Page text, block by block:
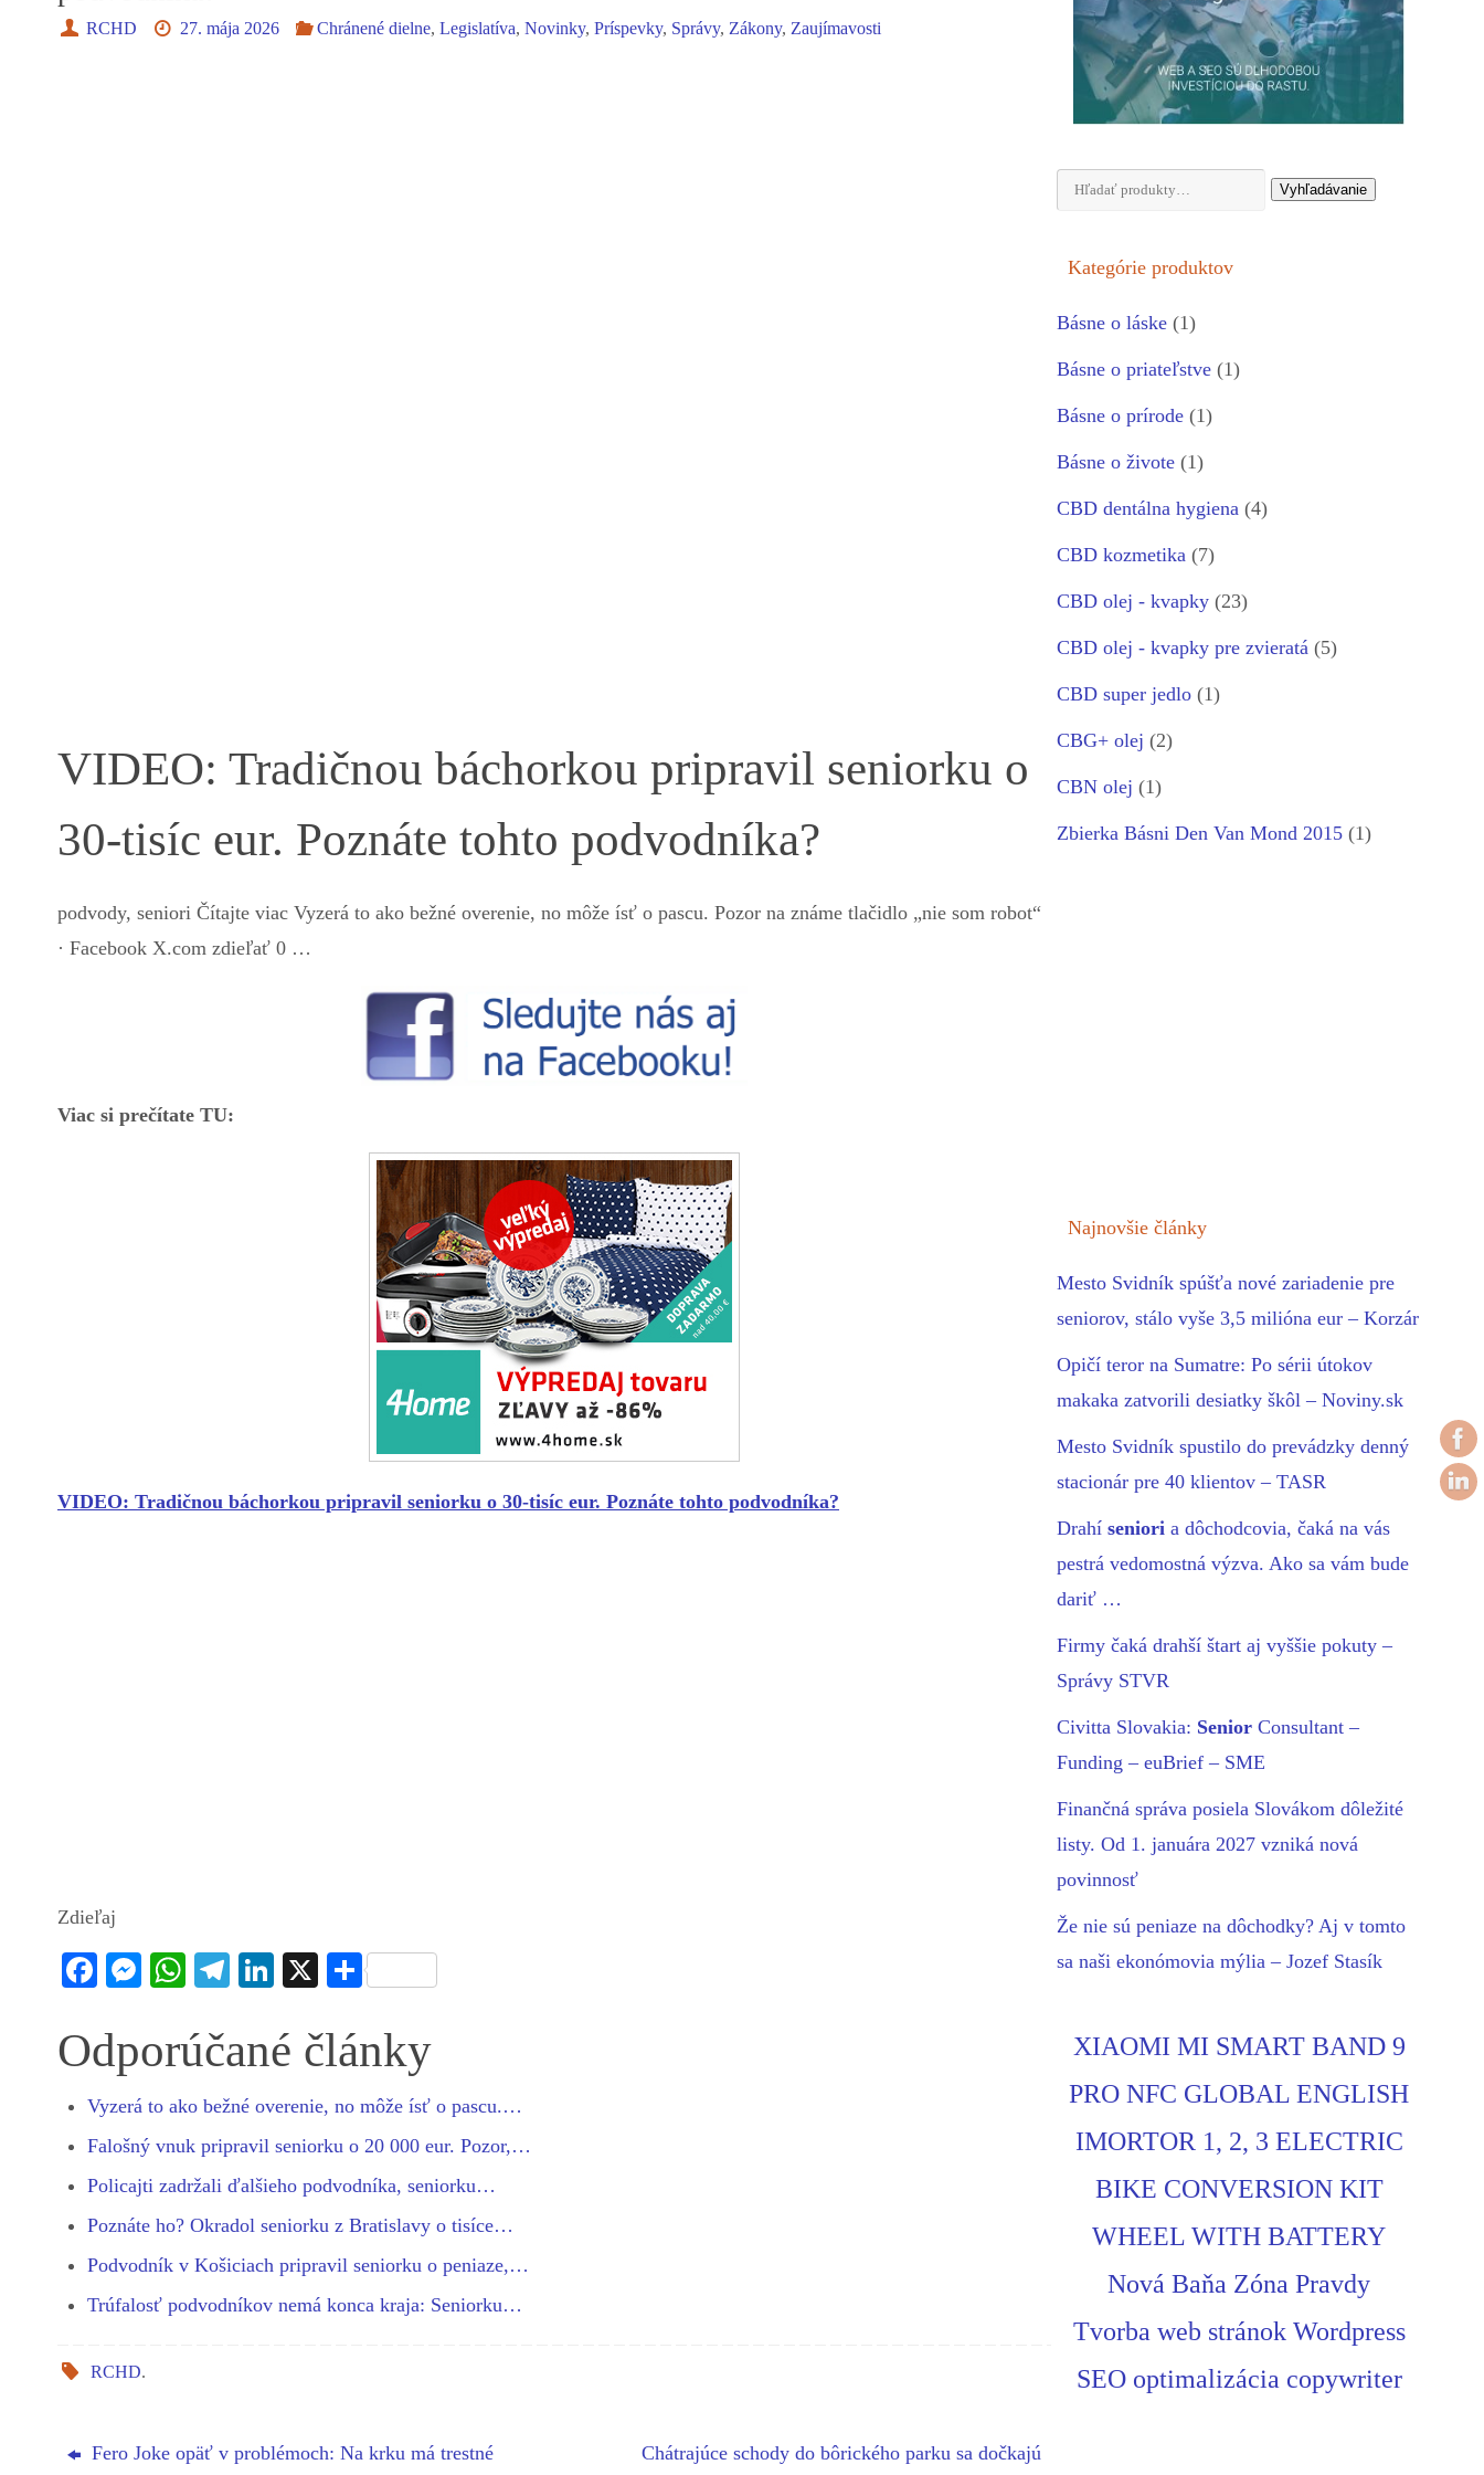
RCHD 27. mája 2026 Chránené dielne,Legislatíva,Novinky,Príspevky, Správy,Zákony,Zaujímavosti
VIDEO: Tradičnou báchorkou pripravil seniorku o
30-tisíc eur. Poznáte tohto podvodníka?
podvody, seniori Čítajte viac Vyzerá to ako bežné overenie, no môže ísť o pascu. Pozor na známe tlačidlo „nie som robot“
· Facebook X.com zdieľať 0 …
Viac si prečítate TU:
VIDEO: Tradičnou báchorkou pripravil seniorku o 30-tisíc eur. Poznáte tohto podvodníka?
Zdieľaj
Fa
bo
ok
M
se
ng
er
W
ts
A
pp
Te
gr
a
m
Li
ed
In
X S
re
Odporúčané články
Vyzerá to ako bežné overenie, no môže ísť o pascu.…
Falošný vnuk pripravil seniorku o 20 000 eur. Pozor,…
Policajti zadržali ďalšieho podvodníka, seniorku…
Poznáte ho? Okradol seniorku z Bratislavy o tisíce…
Podvodník v Košiciach pripravil seniorku o peniaze,…
Trúfalosť podvodníkov nemá konca kraja: Seniorku…
RCHD.
Fero Joke opäť v problémoch: Na krku má trestné Chátrajúce schody do bôrického parku sa dočkajú
Hľadať: Vyhľadávanie
Kategórie produktov
Básne o láske (1)
Básne o priateľstve (1)
Básne o prírode (1)
Básne o živote (1)
CBD dentálna hygiena (4)
CBD kozmetika (7)
CBD olej - kvapky (23)
CBD olej - kvapky pre zvieratá (5)
CBD super jedlo (1)
CBG+ olej (2)
CBN olej (1)
Zbierka Básni Den Van Mond 2015 (1)
Najnovšie články
Mesto Svidník spúšťa nové zariadenie pre
seniorov, stálo vyše 3,5 milióna eur – Korzár
Opičí teror na Sumatre: Po sérii útokov
makaka zatvorili desiatky škôl – Noviny.sk
Mesto Svidník spustilo do prevádzky denný
stacionár pre 40 klientov – TASR
Drahí seniori a dôchodcovia, čaká na vás
pestrá vedomostná výzva. Ako sa vám bude
dariť …
Firmy čaká drahší štart aj vyššie pokuty –
Správy STVR
Civitta Slovakia: Senior Consultant –
Funding – euBrief – SME
Finančná správa posiela Slovákom dôležité
listy. Od 1. januára 2027 vzniká nová
povinnosť
Že nie sú peniaze na dôchodky? Aj v tomto
sa naši ekonómovia mýlia – Jozef Stasík
XIAOMI MI SMART BAND 9
PRO NFC GLOBAL ENGLISH
IMORTOR 1, 2, 3 ELECTRIC
BIKE CONVERSION KIT
WHEEL WITH BATTERY
Nová Baňa Zóna Pravdy
Tvorba web stránok Wordpress
SEO optimalizácia copywriter